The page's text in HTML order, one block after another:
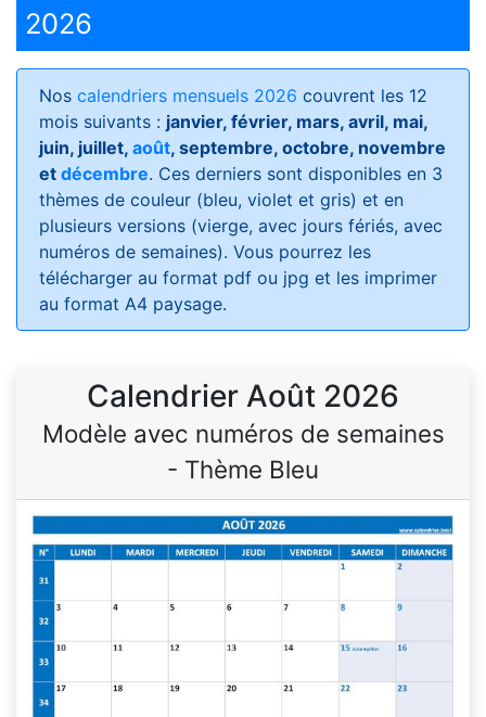
2026
Nos calendriers mensuels 2026 couvrent les 12
mois suivants : janvier, février, mars, avril, mai,
juin, juillet, août, septembre, octobre, novembre
et décembre. Ces derniers sont disponibles en 3
thèmes de couleur (bleu, violet et gris) et en
plusieurs versions (vierge, avec jours fériés, avec
numéros de semaines). Vous pourrez les
télécharger au format pdf ou jpg et les imprimer
au format A4 paysage.
Calendrier Août 2026
Modèle avec numéros de semaines
- Thème Bleu